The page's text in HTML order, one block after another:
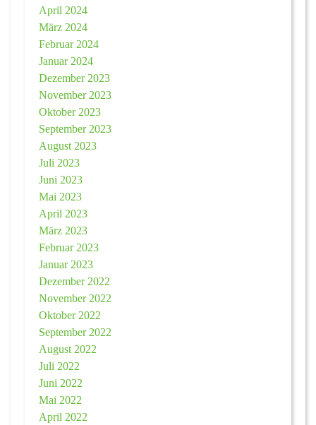
April 2024
März 2024
Februar 2024
Januar 2024
Dezember 2023
November 2023
Oktober 2023
September 2023
August 2023
Juli 2023
Juni 2023
Mai 2023
April 2023
März 2023
Februar 2023
Januar 2023
Dezember 2022
November 2022
Oktober 2022
September 2022
August 2022
Juli 2022
Juni 2022
Mai 2022
April 2022